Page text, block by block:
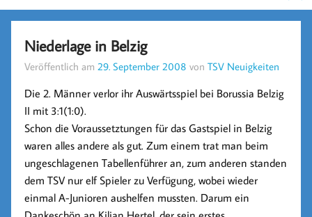
Niederlage in Belzig
Veröffentlich am 29. September 2008 vonTSV Neuigkeiten
Die 2. Männer verlor ihr Auswärtsspiel bei Borussia Belzig
II mit 3:1(1:0).
Schon die Voraussetztungen für das Gastspiel in Belzig
waren alles andere als gut. Zum einem trat man beim
ungeschlagenen Tabellenführer an, zum anderen standen
dem TSV nur elf Spieler zu Verfügung, wobei wieder
einmal A-Junioren aushelfen mussten. Darum ein